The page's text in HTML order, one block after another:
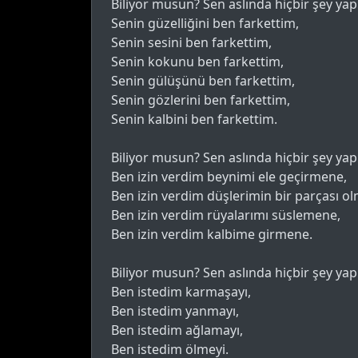
Biliyor musun? Sen aslında hiçbir şey
Senin güzelliğini ben farkettim,
Senin sesini ben farkettim,
Senin kokunu ben farkettim,
Senin gülüşünü ben farkettim,
Senin gözlerini ben farkettim,
Senin kalbini ben farkettim.
Biliyor musun? Sen aslında hiçbir şey
Ben izin verdim beynimi ele geçirmene,
Ben izin verdim düşlerimin bir parçası
Ben izin verdim rüyalarımı süslemene,
Ben izin verdim kalbime girmene.
Biliyor musun? Sen aslında hiçbir şey
Ben istedim karmaşayı,
Ben istedim yanmayı,
Ben istedim ağlamayı,
Ben istedim ölmeyi.